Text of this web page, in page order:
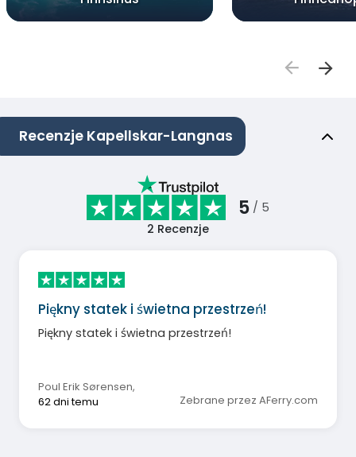
Recenzje Kapellskar-Langnas
5 / 5
2 Recenzje
Piękny statek i świetna przestrzeń!
Piękny statek i świetna przestrzeń!
Poul Erik Sørensen,
62 dni temu
Zebrane przez AFerry.com